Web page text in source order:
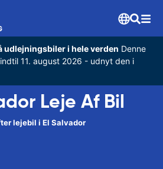
udlejningsbiler i hele verden Denne
11. august 2026 - udnyt den i
Leje Af Bil
lejebil i El Salvador